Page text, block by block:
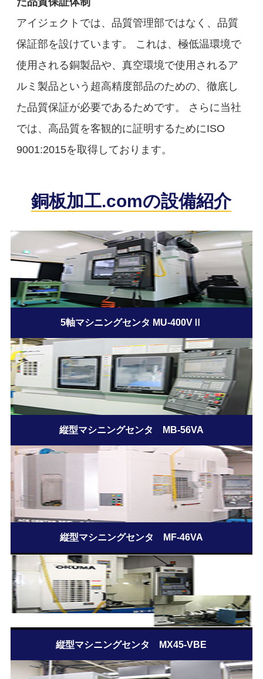
アイジェクトでは、品質管理部ではなく、品質
保証部を設けています。 これは、極低温環境で
使用される銅製品や、真空環境で使用されるア
ルミ製品という超高精度部品のための、徹底し
た品質保証が必要であるためです。 さらに当社
では、高品質を客観的に証明するためにISO
9001:2015を取得しております。
銅板加工.comの設備紹介
5軸マシニングセンタ MU-400VⅡ
縦型マシニングセンタ MB-56VA
縦型マシニングセンタ MF-46VA
縦型マシニングセンタ MX45-VBE